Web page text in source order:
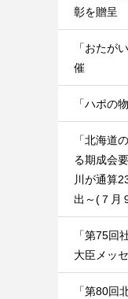
彰を贈呈
「おたが
催
「ハポの
「北海道
る期成会
川が通算
出～(７月
「第75回
大臣メッ
「第80回